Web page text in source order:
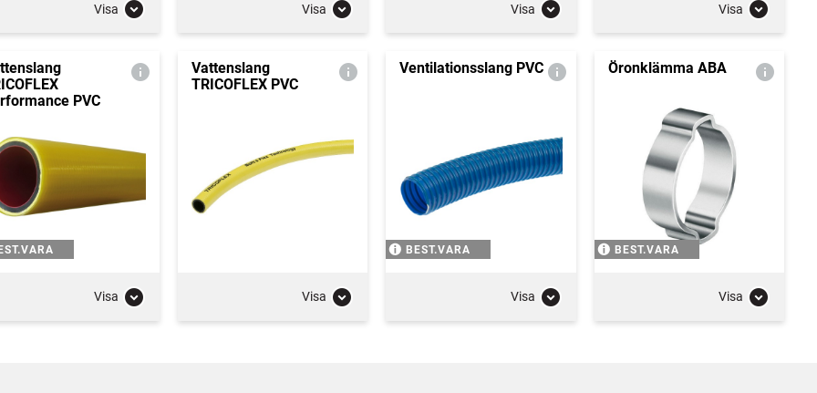
Visa Visa Visa Visa
PVC
Visa
Vattenslang
TRICOFLEX PVC
Visa
Ventilationsslang PVC
BEST.VARA
Visa
Öronklämma ABA
BEST.VARA
Visa